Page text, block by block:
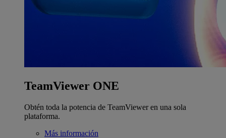
TeamViewer ONE
Obtén toda la potencia de TeamViewer en una sola
plataforma.
Más información